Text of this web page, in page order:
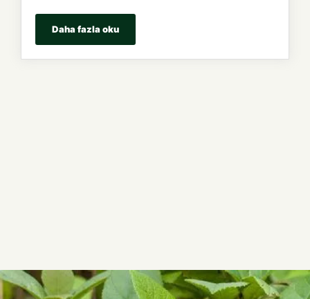
Daha fazla oku